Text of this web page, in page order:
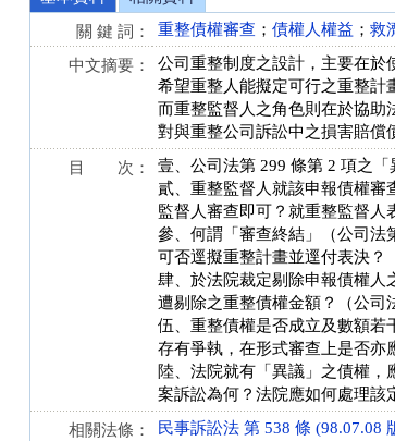
關 鍵 詞：
重整債權審查 ； 債權人權益 ； 救
中文摘要：
公司重整制度之設計，主要在於
希望重整人能擬定可行之重整計
而重整監督人之角色則在於協助
對與重整公司訴訟中之損害賠償
目 次：
壹、公司法第 299 條第 2 項之
貳、重整監督人就該申報債權
監督人審查即可？就重整監督人
參、何謂「審查終結」（公司法
可否逕擬重整計畫並逕付表決？
肆、於法院裁定剔除申報債權人
遭剔除之重整債權金額？（公司
伍、重整債權是否成立及數額若
存有爭執，在形式審查上是否亦
陸、法院就有「異議」之債權
案訴訟為何？法院應如何處理該
相關法條：
民事訴訟法 第 538 條 (98.07.08